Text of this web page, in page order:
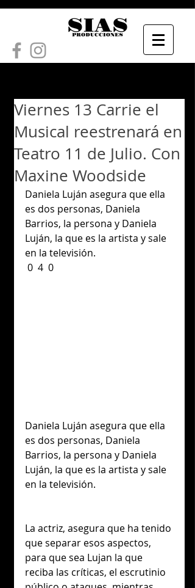
Viernes 13 Carrie el
Musical reestrenará en
Teatro 11 de Julio. Con
Maxine Woodside
Daniela Luján asegura que ella
es dos personas, Daniela
Barrios, la persona y Daniela
Luján, la que es la artista y sale
en la televisión.
0  4  0
Daniela Luján asegura que ella
es dos personas, Daniela
Barrios, la persona y Daniela
Luján, la que es la artista y sale
en la televisión.
La actriz, asegura que ha tenido
que separar esos aspectos,
para que sea Lujan la que
reciba las críticas, el escrutinio